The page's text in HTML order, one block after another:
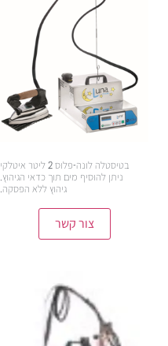
בטיסטלה לונה-פלוס 2 ליטר איטלקי
ניתן להוסיף מים תוך כדאי הגיהוץ.
גיהוץ ללא הפסקה.
צור קשר